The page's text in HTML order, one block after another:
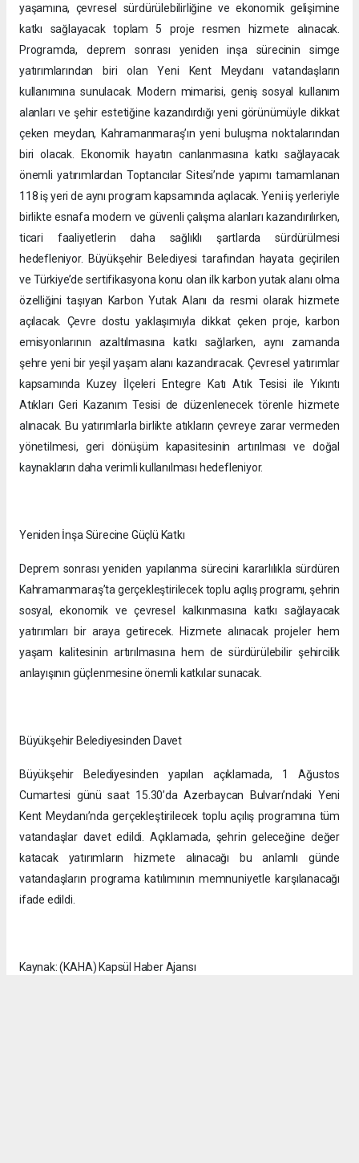
yaşamına, çevresel sürdürülebilirliğine ve ekonomik gelişimine
katkı sağlayacak toplam 5 proje resmen hizmete alınacak.
Programda, deprem sonrası yeniden inşa sürecinin simge
yatırımlarından biri olan Yeni Kent Meydanı vatandaşların
kullanımına sunulacak. Modern mimarisi, geniş sosyal kullanım
alanları ve şehir estetiğine kazandırdığı yeni görünümüyle dikkat
çeken meydan, Kahramanmaraş’ın yeni buluşma noktalarından
biri olacak. Ekonomik hayatın canlanmasına katkı sağlayacak
önemli yatırımlardan Toptancılar Sitesi’nde yapımı tamamlanan
118 iş yeri de aynı program kapsamında açılacak. Yeni iş yerleriyle
birlikte esnafa modern ve güvenli çalışma alanları kazandırılırken,
ticari faaliyetlerin daha sağlıklı şartlarda sürdürülmesi
hedefleniyor. Büyükşehir Belediyesi tarafından hayata geçirilen
ve Türkiye’de sertifikasyona konu olan ilk karbon yutak alanı olma
özelliğini taşıyan Karbon Yutak Alanı da resmi olarak hizmete
açılacak. Çevre dostu yaklaşımıyla dikkat çeken proje, karbon
emisyonlarının azaltılmasına katkı sağlarken, aynı zamanda
şehre yeni bir yeşil yaşam alanı kazandıracak. Çevresel yatırımlar
kapsamında Kuzey İlçeleri Entegre Katı Atık Tesisi ile Yıkıntı
Atıkları Geri Kazanım Tesisi de düzenlenecek törenle hizmete
alınacak. Bu yatırımlarla birlikte atıkların çevreye zarar vermeden
yönetilmesi, geri dönüşüm kapasitesinin artırılması ve doğal
kaynakların daha verimli kullanılması hedefleniyor.
Yeniden İnşa Sürecine Güçlü Katkı
Deprem sonrası yeniden yapılanma sürecini kararlılıkla sürdüren
Kahramanmaraş’ta gerçekleştirilecek toplu açılış programı, şehrin
sosyal, ekonomik ve çevresel kalkınmasına katkı sağlayacak
yatırımları bir araya getirecek. Hizmete alınacak projeler hem
yaşam kalitesinin artırılmasına hem de sürdürülebilir şehircilik
anlayışının güçlenmesine önemli katkılar sunacak.
Büyükşehir Belediyesinden Davet
Büyükşehir Belediyesinden yapılan açıklamada, 1 Ağustos
Cumartesi günü saat 15.30’da Azerbaycan Bulvarı’ndaki Yeni
Kent Meydanı’nda gerçekleştirilecek toplu açılış programına tüm
vatandaşlar davet edildi. Açıklamada, şehrin geleceğine değer
katacak yatırımların hizmete alınacağı bu anlamlı günde
vatandaşların programa katılımının memnuniyetle karşılanacağı
ifade edildi.
Kaynak: (KAHA) Kapsül Haber Ajansı